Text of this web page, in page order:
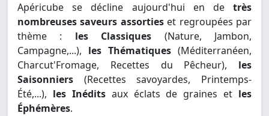
Apéricube se décline aujourd'hui en de très
nombreuses saveurs assortieset regroupées par
thème : les Classiques (Nature, Jambon,
Campagne,...), les Thématiques (Méditerranéen,
Charcut'Fromage, Recettes du Pêcheur), les
Saisonniers (Recettes savoyardes, Printemps-
Été,...), les Inéditsaux éclats de graines et les
Éphémères.